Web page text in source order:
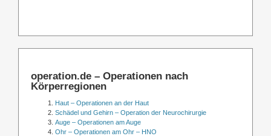
operation.de – Operationen nach
Körperregionen
Haut – Operationen an der Haut
Schädel und Gehirn – Operation der Neurochirurgie
Auge – Operationen am Auge
Ohr – Operationen am Ohr – HNO